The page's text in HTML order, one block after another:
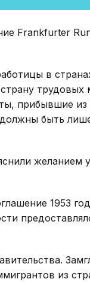
Frankfurter
в
трудовых
прибывшие
быть
желанием
1953
из